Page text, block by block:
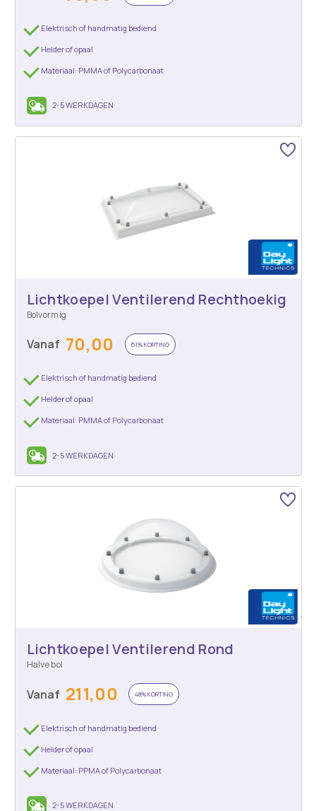
Elektrisch of handmatig bediend
Helder of opaal
Materiaal: PMMA of Polycarbonaat
2-5 WERKDAGEN
Lichtkoepel Ventilerend Rechthoekig
Bolvormig
Vanaf 70,00 61% KORTING
Elektrisch of handmatig bediend
Helder of opaal
Materiaal: PMMA of Polycarbonaat
2-5 WERKDAGEN
Lichtkoepel Ventilerend Rond
Halve bol
Vanaf 211,00 48% KORTING
Elektrisch of handmatig bediend
Helder of opaal
Materiaal: PPMA of Polycarbonaat
2-5 WERKDAGEN